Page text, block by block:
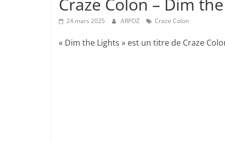
Craze Colon – Dim
24 mars 2025 ARPOZ Craze Colon
« Dim the Lights » est un titre de Craze